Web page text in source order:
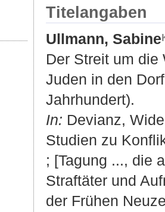
Titelangaben
Ullmann, Sabine
Der Streit um
Juden in den
Jahrhundert).
In: Devianz,
Studien zu
; [Tagung ..., die
Straftäter und
der Frühen